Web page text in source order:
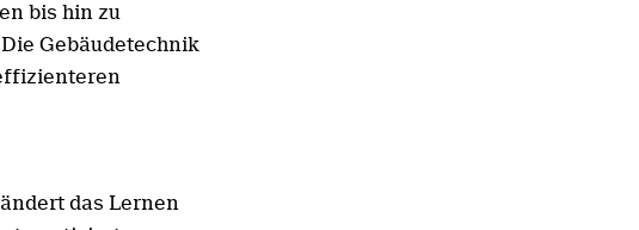
bis hin zu
Gebäudetechnik
das Lernen